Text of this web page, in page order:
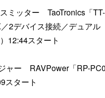
ミッター TaoTronics「TT-
／2デバイス接続／デュアル
12:44スタート
ャー RAVPower「RP-
スタート